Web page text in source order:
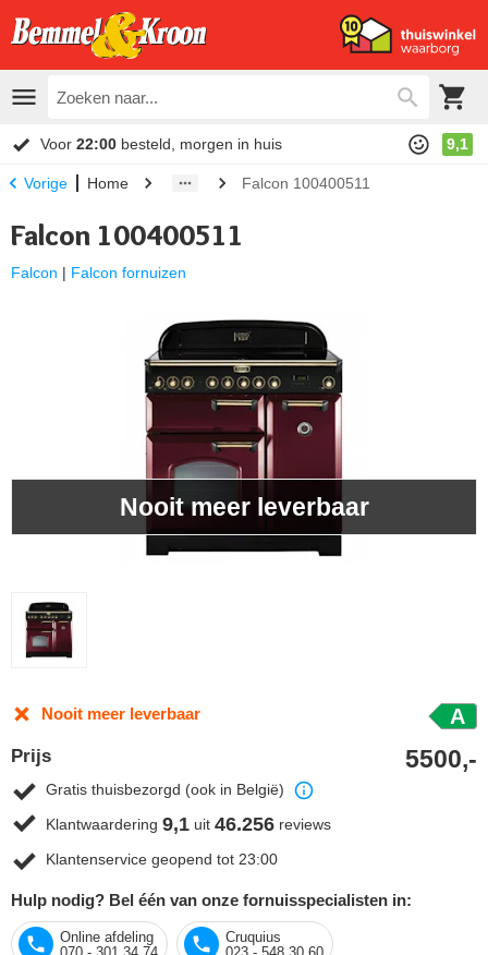
Voor 22:00 besteld, morgen in huis 9,1
Vorige Home Falcon 100400511
Falcon 100400511
Falcon | Falcon fornuizen
Nooit meer leverbaar
Nooit meer leverbaar A
Prijs 5500,-
Gratis thuisbezorgd (ook in België)
Klantwaardering 9,1 uit 46.256 reviews
Klantenservice geopend tot 23:00
Hulp nodig? Bel één van onze fornuisspecialisten in:
Online afdeling
Cruquius